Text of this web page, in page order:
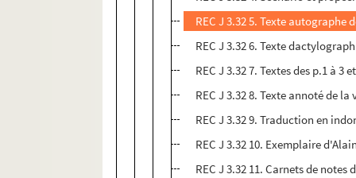
REC J 3.32 5. Texte autographe
REC J 3.32 6. Texte
REC J 3.32 7. Textes des p.1 à
REC J 3.32 8. Texte annoté de
REC J 3.32 9. Traduction en
REC J 3.32 10. Exemplaire
REC J 3.32 11. Carnets de